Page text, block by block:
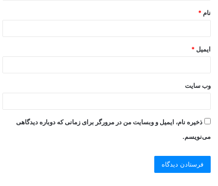
نام *
ایمیل *
وب‌ سایت
ذخیره نام، ایمیل و وبسایت من در مرورگر برای زمانی که دوباره دیدگاهی
می‌نویسم.